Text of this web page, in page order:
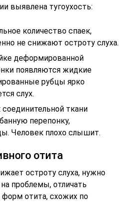
выявлена тугоухость:
количество спаек,
не снижают остроту слуха.
деформированной
появляются жидкие
рубцы ярко
слух.
ткани
перепонку,
Человек плохо слышит.
отита
остроту слуха, нужно
проблемы, отличать
форм отита, схожих по